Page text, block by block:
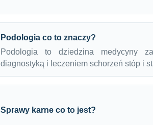
Podologia co to znaczy?
Podologia to dziedzina medycyny
diagnostyką i leczeniem schorzeń stóp i
Sprawy karne co to jest?